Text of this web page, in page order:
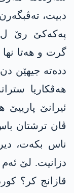
دبیت،
پەکەکێ رێ ل
گرت و ھەتا نھا
ددەتە جیھێن
ھەڤکاریا
ئیرانێ
ڤان ترشتان
ناس بکەت،
دزانیت. لێ
قازانج کر؟